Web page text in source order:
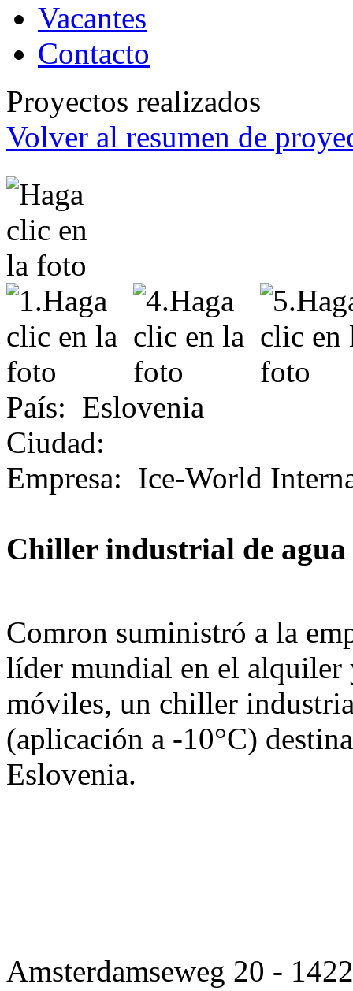
Vacantes
Contacto
Proyectos realizados
Volver al resumen de
País: Eslovenia
Ciudad:
Empresa: Ice-World
Chiller industrial de
Comron suministró a la
líder mundial en el alquiler
móviles, un chiller
(aplicación a -10°C)
Eslovenia.
Amsterdamseweg 20 -